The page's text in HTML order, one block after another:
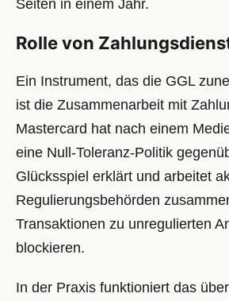
Seiten in einem Jahr.
Rolle von
Ein Instrument, das die GGL
ist die Zusammenarbeit mit
Mastercard hat nach einem
eine Null-Toleranz-Politik
Glücksspiel erklärt und arbeitet
Regulierungsbehörden
Transaktionen zu unregulierten
blockieren.
In der Praxis funktioniert das